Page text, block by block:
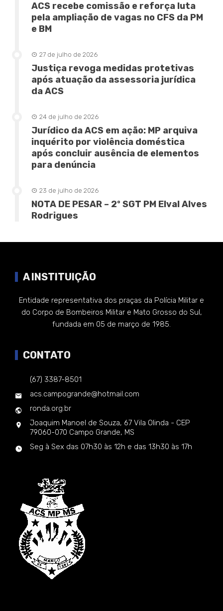
ACS recebe comissão e reforça luta
pela ampliação de vagas no CFS da PM
e BM
27 de julho de 2026
Justiça revoga medidas protetivas
após atuação da assessoria jurídica
da ACS
24 de julho de 2026
Jurídico da ACS em ação: MP arquiva
inquérito por violência doméstica
após concluir ausência de elementos
para denúncia
23 de julho de 2026
NOTA DE PESAR – 2º SGT PM Elval Alves
Rodrigues
A INSTITUIÇÃO
Entidade representativa dos praças da Polícia Militar e
do Corpo de Bombeiros Militar e Mato Grosso do Sul,
fundada em 05 de março de 1985.
CONTATO
(67) 3387-8501
acs.campogrande@hotmail.com
ronda.org.br
Joaquim Manoel de Souza, 67 Vila Olinda - CEP
79060-070 Campo Grande, MS
Seg à Sex das 07h30 às 12h e das 13h30 às 17h